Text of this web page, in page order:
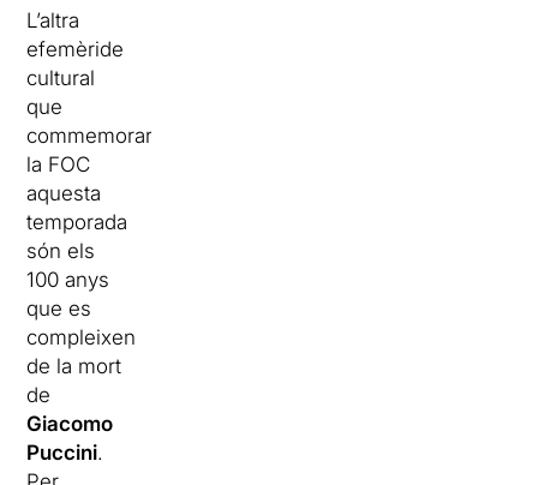
L’altra
efemèride
cultural
que
commemorarà
la FOC
aquesta
temporada
són els
100 anys
que es
compleixen
de la mort
de
Giacomo
Puccini.